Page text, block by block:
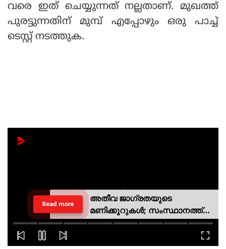
വരെ ഇത് ചെയ്യുന്നത് നല്ലതാണ്. മുഖത്ത്
പുരട്ടുന്നതിന് മുമ്പ് എപ്പോഴും ഒരു പാച്ച്
ടെസ്റ്റ് നടത്തുക.
അതീവ ജാഗ്രതയുടെ
Read more